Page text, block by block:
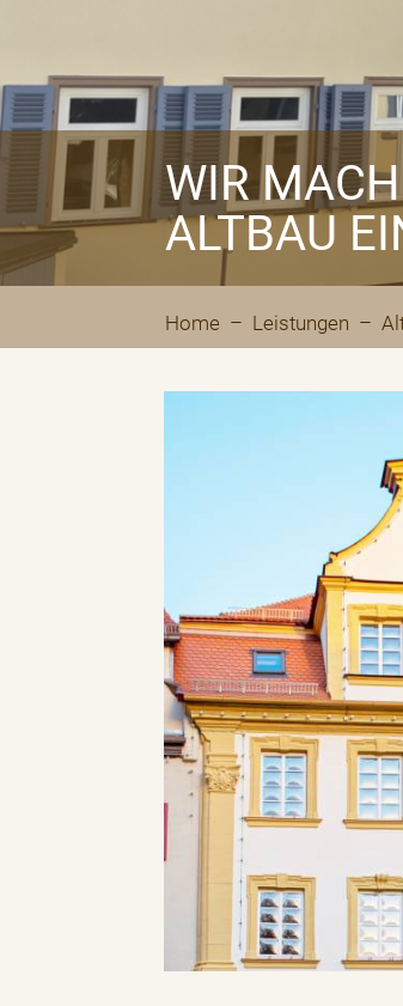
WIR
ALTBAU
Home – Leistungen –